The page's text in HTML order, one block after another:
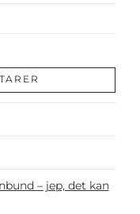
– jep, det kan